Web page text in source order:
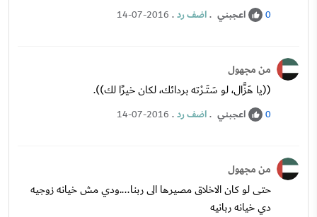
0 اعجبني .اضف رد.
14-07-2016
من مجهول
((يا هَزَّال، لو سَتَــرْته بردائك، لكان خيرًا لك)).
0 اعجبني .اضف رد.
14-07-2016
من مجهول
حتى لو كان الاخلاق مصيرها الى ربنا....ودي مش خيانه زوجيه
دي خيانه ربانيه